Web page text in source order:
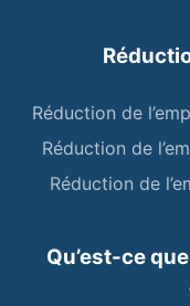
Réduction de
Réduction de
Réduction de
Qu’est-ce